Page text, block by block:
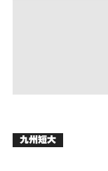
九州短大